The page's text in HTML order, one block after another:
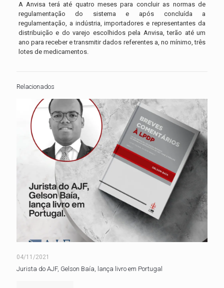
A Anvisa terá até quatro meses para concluir as normas de
regulamentação do sistema e após concluída a
regulamentação, a indústria, importadores e representantes da
distribuição e do varejo escolhidos pela Anvisa, terão até um
ano para receber e transmitir dados referentes a, no mínimo, três
lotes de medicamentos.
Relacionados
04/11/2021
Jurista do AJF, Gelson Baía, lança livro em Portugal